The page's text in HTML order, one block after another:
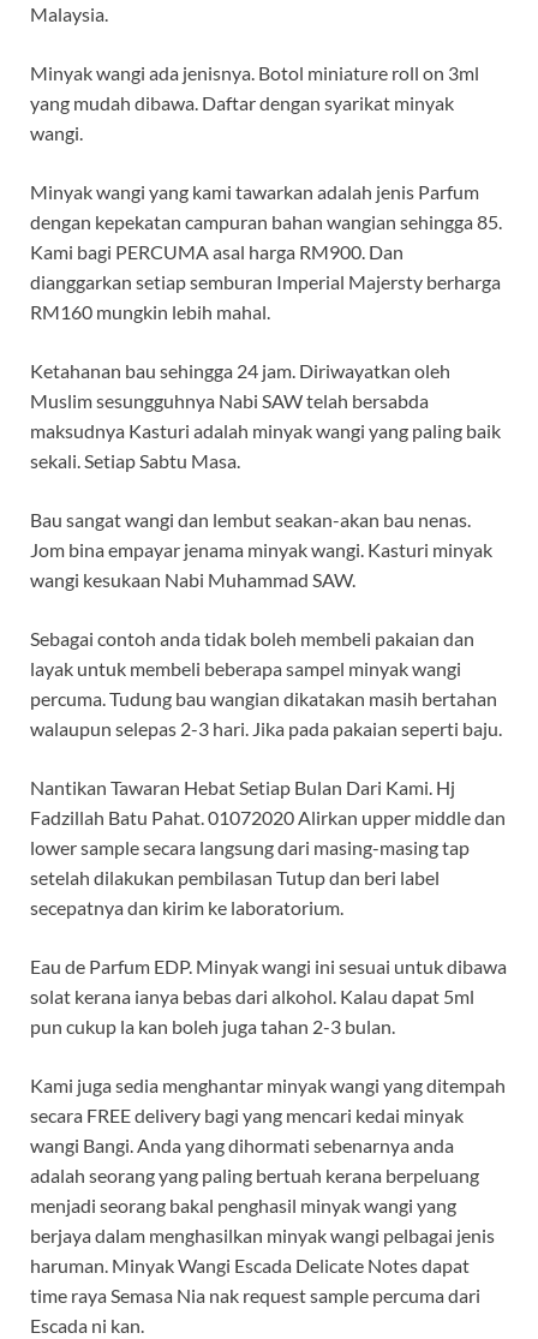
Malaysia.
Minyak wangi ada jenisnya. Botol miniature roll on 3ml
yang mudah dibawa. Daftar dengan syarikat minyak
wangi.
Minyak wangi yang kami tawarkan adalah jenis Parfum
dengan kepekatan campuran bahan wangian sehingga 85.
Kami bagi PERCUMA asal harga RM900. Dan
dianggarkan setiap semburan Imperial Majersty berharga
RM160 mungkin lebih mahal.
Ketahanan bau sehingga 24 jam. Diriwayatkan oleh
Muslim sesungguhnya Nabi SAW telah bersabda
maksudnya Kasturi adalah minyak wangi yang paling baik
sekali. Setiap Sabtu Masa.
Bau sangat wangi dan lembut seakan-akan bau nenas.
Jom bina empayar jenama minyak wangi. Kasturi minyak
wangi kesukaan Nabi Muhammad SAW.
Sebagai contoh anda tidak boleh membeli pakaian dan
layak untuk membeli beberapa sampel minyak wangi
percuma. Tudung bau wangian dikatakan masih bertahan
walaupun selepas 2-3 hari. Jika pada pakaian seperti baju.
Nantikan Tawaran Hebat Setiap Bulan Dari Kami. Hj
Fadzillah Batu Pahat. 01072020 Alirkan upper middle dan
lower sample secara langsung dari masing-masing tap
setelah dilakukan pembilasan Tutup dan beri label
secepatnya dan kirim ke laboratorium.
Eau de Parfum EDP. Minyak wangi ini sesuai untuk dibawa
solat kerana ianya bebas dari alkohol. Kalau dapat 5ml
pun cukup la kan boleh juga tahan 2-3 bulan.
Kami juga sedia menghantar minyak wangi yang ditempah
secara FREE delivery bagi yang mencari kedai minyak
wangi Bangi. Anda yang dihormati sebenarnya anda
adalah seorang yang paling bertuah kerana berpeluang
menjadi seorang bakal penghasil minyak wangi yang
berjaya dalam menghasilkan minyak wangi pelbagai jenis
haruman. Minyak Wangi Escada Delicate Notes dapat
time raya Semasa Nia nak request sample percuma dari
Escada ni kan.